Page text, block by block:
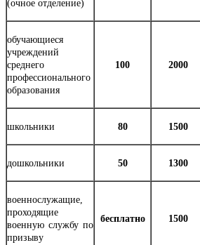
(очное отделение)
обучающиеся
учреждений
среднего
профессионального
образования
100 2000
школьники 80 1500
дошкольники 50 1300
военнослужащие,
проходящие
военную службу по
призыву
бесплатно 1500